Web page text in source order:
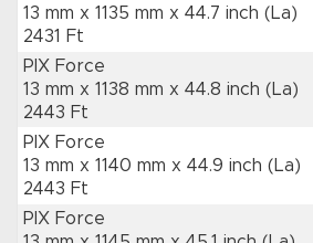
13 mm x 1135 mm x 44.7 inch (La)
2431 Ft
PIX Force
13 mm x 1138 mm x 44.8 inch (La)
2443 Ft
PIX Force
13 mm x 1140 mm x 44.9 inch (La)
2443 Ft
PIX Force